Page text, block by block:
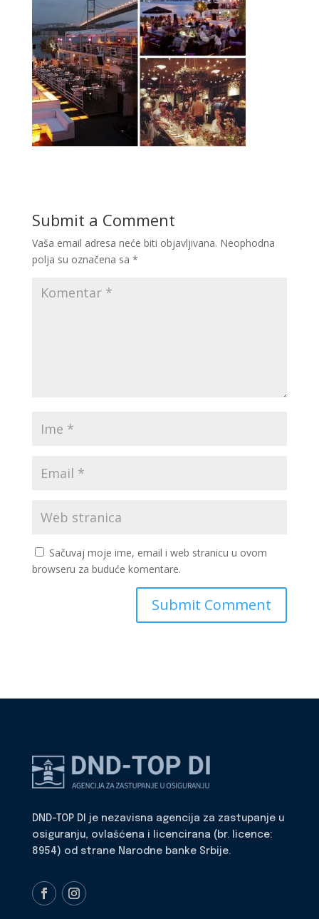
Submit a Comment
Vaša email adresa neće biti objavljivana. Neophodna
polja su označena sa *
Sačuvaj moje ime, email i web stranicu u ovom
browseru za buduće komentare.
DND-TOP DI je nezavisna agencija za zastupanje u
osiguranju, ovlašćena i licencirana (br. licence:
8954) od strane Narodne banke Srbije.